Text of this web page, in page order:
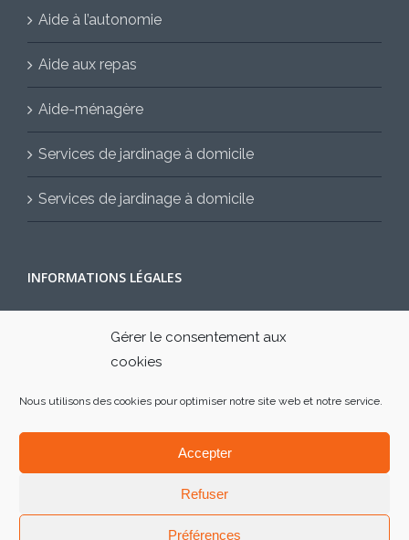
Gérer le consentement aux
cookies
Nous utilisons des cookies pour optimiser notre site web et notre service.
Accepter
Refuser
Préférences
Aide à l’autonomie
Aide aux repas
Aide-ménagère
Services de jardinage à domicile
Services de jardinage à domicile
INFORMATIONS LÉGALES
Contactez-nous
InstagramPinterest